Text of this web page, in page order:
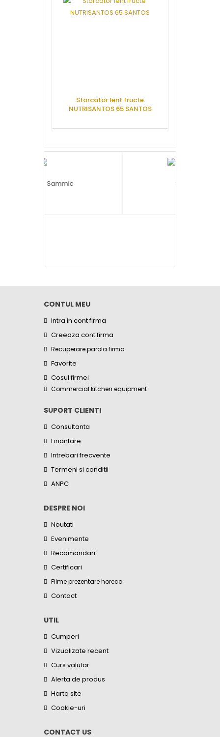
Storcator lent fructe
NUTRISANTOS 65 SANTOS
CONTUL MEU
Intra in cont firma
Creeaza cont firma
Recuperare parola firma
Favorite
Cosul firmei
Commercial kitchen equipment
SUPORT CLIENTI
Consultanta
Finantare
Intrebari frecvente
Termeni si conditii
ANPC
DESPRE NOI
Noutati
Evenimente
Recomandari
Certificari
Filme prezentare horeca
Contact
UTIL
Cumperi
Vizualizate recent
Curs valutar
Alerta de produs
Harta site
Cookie-uri
CONTACT US